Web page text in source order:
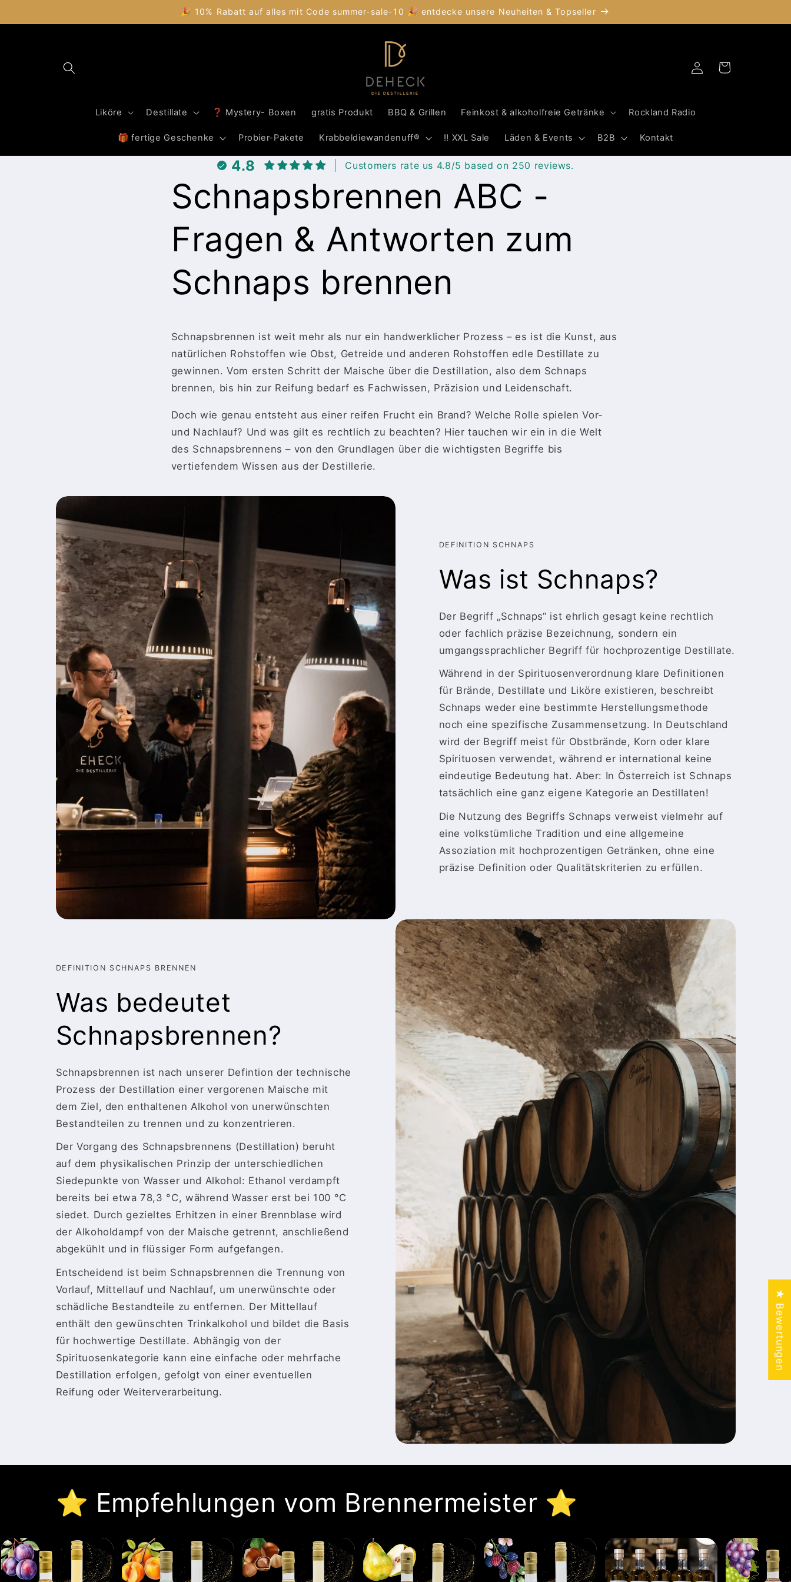
Inhalt
🎉 10% Rabatt auf alles mit Code summer-sale-10 🎉 entdecke unsere Neuheiten & Topseller
Liköre Destillate ❓ Mystery- Boxen gratis Produkt BBQ & Grillen Feinkost & alkoholfreie Getränke Rockland Radio
🎁 fertige Geschenke Probier-Pakete Krabbeldiewandenuff® ‼️ XXL Sale Läden & Events B2B Kontakt
EinloggenWarenkorb
4.8 Customers rate us 4.8/5 based on 250 reviews.
Schnapsbrennen ABC -
Fragen & Antworten zum
Schnaps brennen
Schnapsbrennen ist weit mehr als nur ein handwerklicher Prozess – es ist die Kunst, aus
natürlichen Rohstoffen wie Obst, Getreide und anderen Rohstoffen edle Destillate zu
gewinnen. Vom ersten Schritt der Maische über die Destillation, also dem Schnaps
brennen, bis hin zur Reifung bedarf es Fachwissen, Präzision und Leidenschaft.
Doch wie genau entsteht aus einer reifen Frucht ein Brand? Welche Rolle spielen Vor-
und Nachlauf? Und was gilt es rechtlich zu beachten? Hier tauchen wir ein in die Welt
des Schnapsbrennens – von den Grundlagen über die wichtigsten Begriffe bis
vertiefendem Wissen aus der Destillerie.
DEFINITION SCHNAPS
Was ist Schnaps?
Der Begriff „Schnaps“ ist ehrlich gesagt keine rechtlich
oder fachlich präzise Bezeichnung, sondern ein
umgangssprachlicher Begriff für hochprozentige Destillate.
Während in der Spirituosenverordnung klare Definitionen
für Brände, Destillate und Liköre existieren, beschreibt
Schnaps weder eine bestimmte Herstellungsmethode
noch eine spezifische Zusammensetzung. In Deutschland
wird der Begriff meist für Obstbrände, Korn oder klare
Spirituosen verwendet, während er international keine
eindeutige Bedeutung hat. Aber: In Österreich ist Schnaps
tatsächlich eine ganz eigene Kategorie an Destillaten!
Die Nutzung des Begriffs Schnaps verweist vielmehr auf
eine volkstümliche Tradition und eine allgemeine
Assoziation mit hochprozentigen Getränken, ohne eine
präzise Definition oder Qualitätskriterien zu erfüllen.
DEFINITION SCHNAPS BRENNEN
Was bedeutet
Schnapsbrennen?
Schnapsbrennen ist nach unserer Defintion der technische
Prozess der Destillation einer vergorenen Maische mit
dem Ziel, den enthaltenen Alkohol von unerwünschten
Bestandteilen zu trennen und zu konzentrieren.
Der Vorgang des Schnapsbrennens (Destillation) beruht
auf dem physikalischen Prinzip der unterschiedlichen
Siedepunkte von Wasser und Alkohol: Ethanol verdampft
bereits bei etwa 78,3 °C, während Wasser erst bei 100 °C
siedet. Durch gezieltes Erhitzen in einer Brennblase wird
der Alkoholdampf von der Maische getrennt, anschließend
abgekühlt und in flüssiger Form aufgefangen.
Entscheidend ist beim Schnapsbrennen die Trennung von
Vorlauf, Mittellauf und Nachlauf, um unerwünschte oder
schädliche Bestandteile zu entfernen. Der Mittellauf
enthält den gewünschten Trinkalkohol und bildet die Basis
für hochwertige Destillate. Abhängig von der
Spirituosenkategorie kann eine einfache oder mehrfache
Destillation erfolgen, gefolgt von einer eventuellen
Reifung oder Weiterverarbeitung.
⭐️ Empfehlungen vom Brennermeister ⭐️
★ Bewertungen